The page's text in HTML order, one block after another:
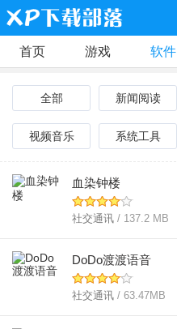
首页 游戏 软件
全部 新闻阅读
视频音乐 系统工具
血染钟楼
社交通讯 / 137.2 MB
DoDo渡渡语音
社交通讯 / 63.47MB